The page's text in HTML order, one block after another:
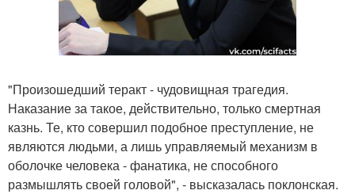
"Произошедший теракт - чудовищная трагедия.
Наказание за такое, действительно, только смертная
казнь. Те, кто совершил подобное преступление, не
являются людьми, а лишь управляемый механизм в
оболочке человека - фанатика, не способного
размышлять своей головой", - высказалась поклонская.